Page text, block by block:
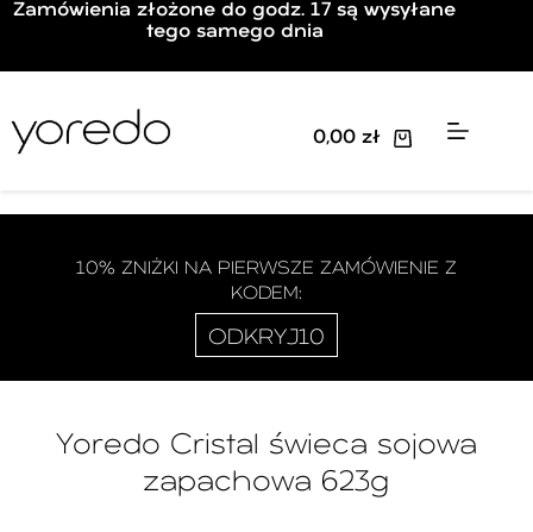
Zamówienia złożone do godz. 17 są wysyłane
tego samego dnia
0,00zł
10% ZNIŻKI NA PIERWSZE ZAMÓWIENIE Z
KODEM:
ODKRYJ10
Yoredo Cristal świeca sojowa
zapachowa 623g